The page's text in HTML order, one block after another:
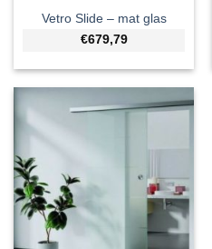
Vetro Slide – mat glas
€679,79